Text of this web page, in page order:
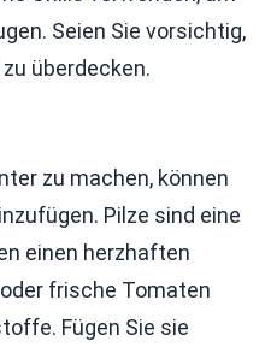
Seien Sie vorsichtig,
überdecken.
zu machen, können
Pilze sind eine
einen herzhaften
frische Tomaten
Fügen Sie sie